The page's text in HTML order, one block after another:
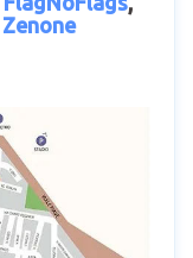
Zenone